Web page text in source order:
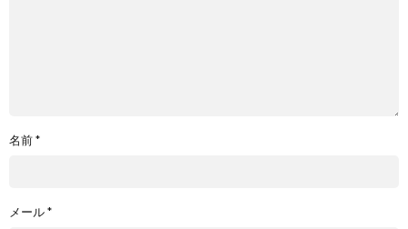
名前*
メール*